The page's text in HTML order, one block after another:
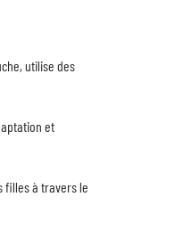
utilise des
et
filles à travers le